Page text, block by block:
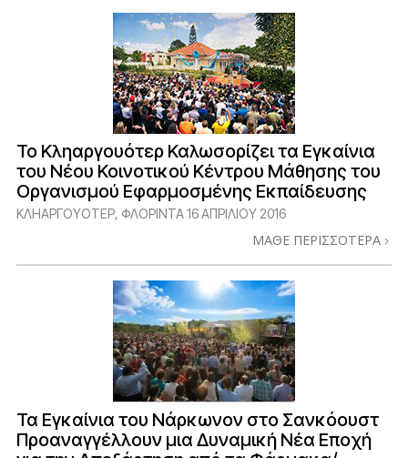
Το Κληαργουότερ Καλωσορίζει τα Εγκαίνια
του Νέου Κοινοτικού Κέντρου Μάθησης του
Οργανισμού Εφαρμοσμένης Εκπαίδευσης
ΚΛΗΑΡΓΟΥΟΤΕΡ, ΦΛΟΡΙΝΤΑ16 ΑΠΡΙΛΙΟΥ 2016
ΜΑΘΕ ΠΕΡΙΣΣΟΤΕΡΑ
Τα Εγκαίνια του Νάρκωνον στο Σανκόουστ
Προαναγγέλλουν μια Δυναμική Νέα Εποχή